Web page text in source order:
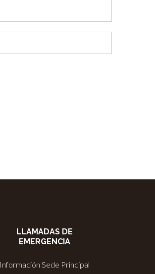
LLAMADAS DE
EMERGENCIA
Información Sede Principal